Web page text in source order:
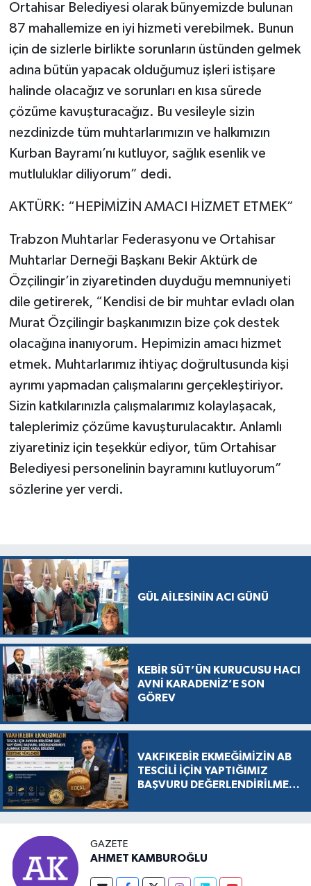
Ortahisar Belediyesi olarak bünyemizde bulunan
87 mahallemize en iyi hizmeti verebilmek. Bunun
için de sizlerle birlikte sorunların üstünden gelmek
adına bütün yapacak olduğumuz işleri istişare
halinde olacağız ve sorunları en kısa sürede
çözüme kavuşturacağız. Bu vesileyle sizin
nezdinizde tüm muhtarlarımızın ve halkımızın
Kurban Bayramı’nı kutluyor, sağlık esenlik ve
mutluluklar diliyorum” dedi.
AKTÜRK: “HEPİMİZİN AMACI HİZMET ETMEK”
Trabzon Muhtarlar Federasyonu ve Ortahisar
Muhtarlar Derneği Başkanı Bekir Aktürk de
Özçilingir’in ziyaretinden duyduğu memnuniyeti
dile getirerek, “Kendisi de bir muhtar evladı olan
Murat Özçilingir başkanımızın bize çok destek
olacağına inanıyorum. Hepimizin amacı hizmet
etmek. Muhtarlarımız ihtiyaç doğrultusunda kişi
ayrımı yapmadan çalışmalarını gerçekleştiriyor.
Sizin katkılarınızla çalışmalarımız kolaylaşacak,
taleplerimiz çözüme kavuşturulacaktır. Anlamlı
ziyaretiniz için teşekkür ediyor, tüm Ortahisar
Belediyesi personelinin bayramını kutluyorum”
sözlerine yer verdi.
GÜL AİLESİNİN ACI GÜNÜ
KEBİR SÜT’ÜN KURUCUSU HACI
AVNİ KARADENİZ’E SON
GÖREV
VAKFIKEBİR EKMEĞİMİZİN AB
TESCİLİ İÇİN YAPTIĞIMIZ
BAŞVURU DEĞERLENDİRİLMEK
RESMEN BAŞLADI
GAZETE
AHMET KAMBUROĞLU